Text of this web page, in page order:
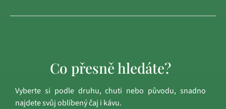
Co přesně hledáte?
Vyberte si podle druhu, chuti nebo původu, snadno
najdete svůj oblíbený čaj i kávu.